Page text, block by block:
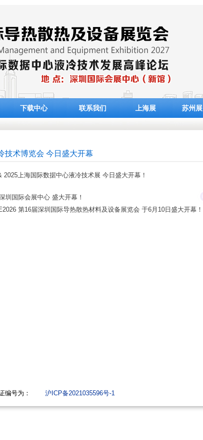
下载中心 联系我们 上海展 苏州展
技术博览会 今日盛大开幕
上海国际数据中心液冷技术展 今日盛大开幕！
圳国际会展中心 盛大开幕！
第16届深圳国际导热散热材料及设备展览会 于6月10日盛大开幕！
为： 沪ICP备2021035596号-1